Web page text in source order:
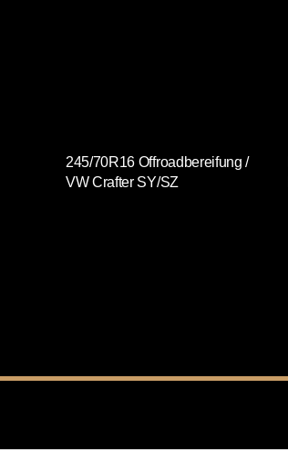
245/70R16 Offroadbereifung /
VW Crafter SY/SZ